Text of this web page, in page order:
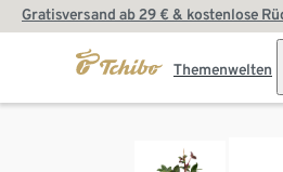
Gratisversand ab 29 € & kostenlose
Themenwelten